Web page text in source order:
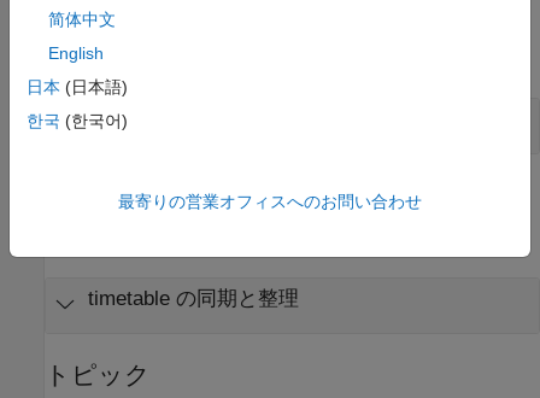
アプリ
すべて展開する
timetable のクリーニングと整理
ライブ エディター タスク
timetable の同期と整理
トピック
简体中文
English
日本 (日本語)
한국 (한국어)
最寄りの営業オフィスへのお問い合わせ